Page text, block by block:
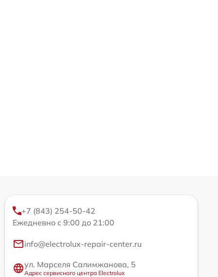
+7 (843) 254-50-42
Ежедневно с 9:00 до 21:00
info@electrolux-repair-center.ru
ул. Марселя Салимжанова, 5
Адрес сервисного центра Electrolux